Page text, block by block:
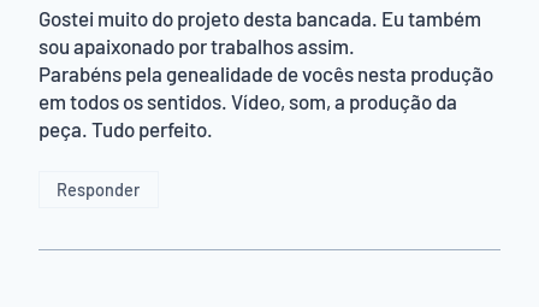
Gostei muito do projeto desta bancada. Eu também
sou apaixonado por trabalhos assim.
Parabéns pela genealidade de vocês nesta produção
em todos os sentidos. Vídeo, som, a produção da
peça. Tudo perfeito.
Responder